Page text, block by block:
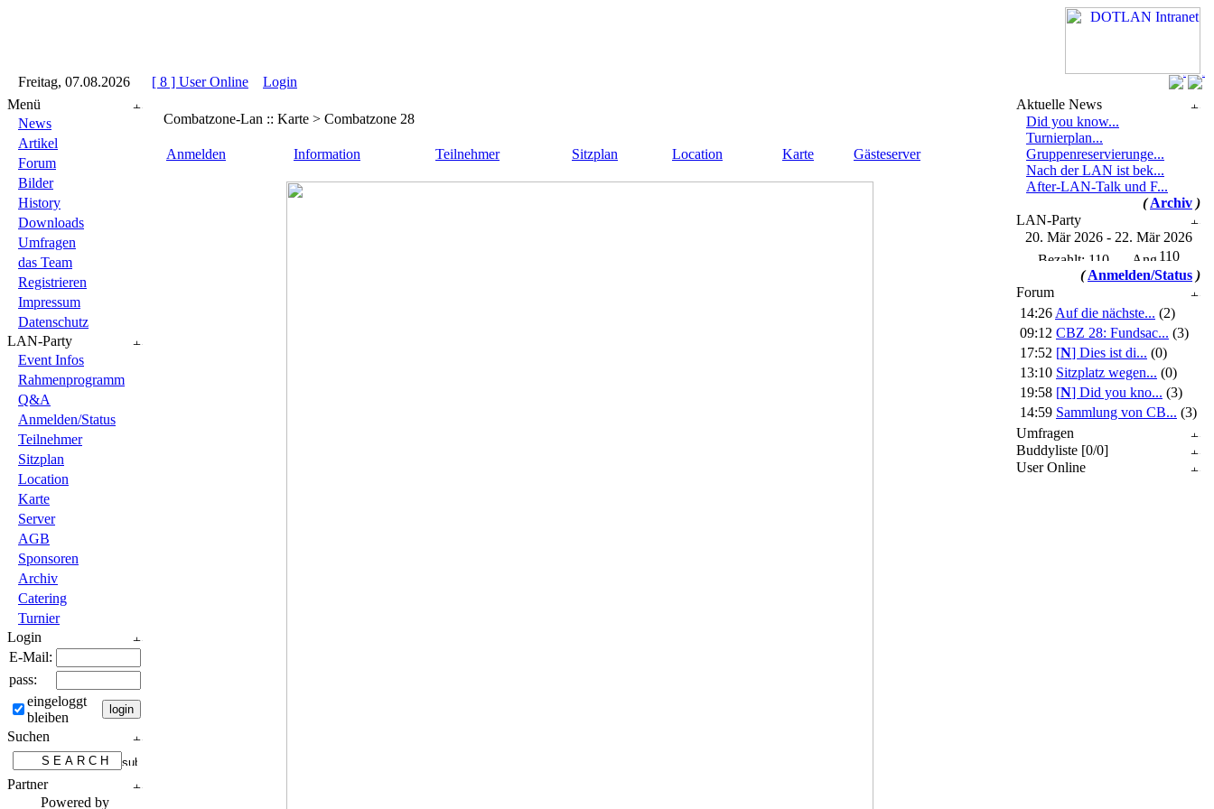
Freitag, 07.08.2026 [ 8 ] User Online Login
Menü
News
Artikel
Forum
Bilder
History
Downloads
Umfragen
das Team
Registrieren
Impressum
Datenschutz
LAN-Party
Event Infos
Rahmenprogramm
Q&A
Anmelden/Status
Teilnehmer
Sitzplan
Location
Karte
Server
AGB
Sponsoren
Archiv
Catering
Turnier
Login
E-Mail:
pass:
eingeloggt
bleiben
Suchen
Partner
Powered by
Combatzone-Lan :: Karte > Combatzone 28
Anmelden Information Teilnehmer Sitzplan Location Karte Gästeserver
Aktuelle News
Did you know...
Turnierplan...
Gruppenreservierunge...
Nach der LAN ist bek...
After-LAN-Talk und F...
( Archiv )
LAN-Party
20. Mär 2026 - 22. Mär 2026
110
( Anmelden/Status )
Forum
14:26 Auf die nächste... (2)
09:12 CBZ 28: Fundsac... (3)
17:52 [N] Dies ist di... (0)
13:10 Sitzplatz wegen... (0)
19:58 [N] Did you kno... (3)
14:59 Sammlung von CB... (3)
Umfragen
Buddyliste [0/0]
User Online